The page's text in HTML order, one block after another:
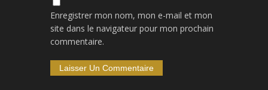
Enregistrer mon nom, mon e-mail et mon
site dans le navigateur pour mon prochain
commentaire.